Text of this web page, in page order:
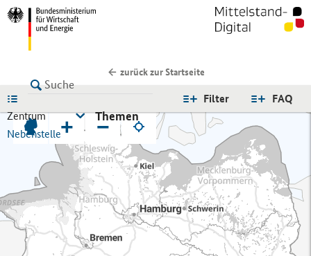
zurück zur Startseite
FAQ
Filter
Zentrum
Nebenstelle
Themen
+ −